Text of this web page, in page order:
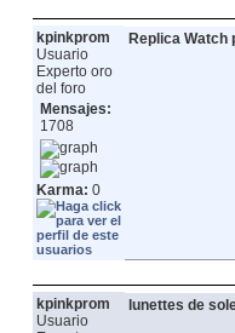
kpinkprom
Usuario
Experto oro
del foro
Mensajes:
1708
Karma: 0
Replica
kpinkprom
Usuario
lunettes de